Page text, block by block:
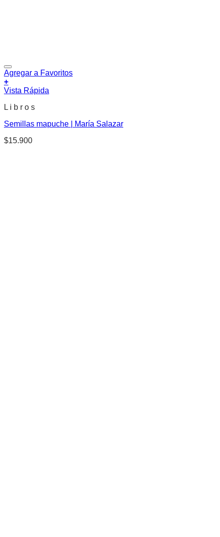
Agregar a Favoritos
+
Vista Rápida
L i b r o s
Semillas mapuche | María Salazar
$15.900